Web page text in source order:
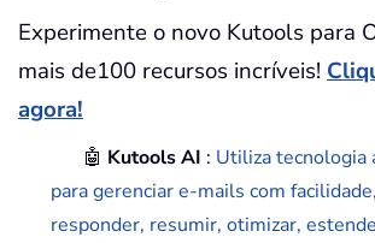
Experimente o novo Kutools para
mais de100 recursos incríveis!
agora!
🤖 Kutools AI : Utiliza tecnologia
para gerenciar e-mails com
responder, resumir, otimizar,